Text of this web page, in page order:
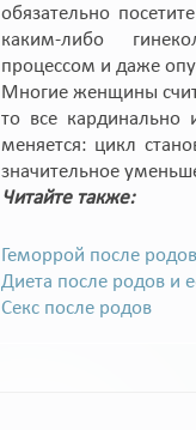
обязательно
каким-либо
процессом и даже
Многие женщины
то все кардинально
меняется: цикл
значительное
Читайте также:
Геморрой после
Диета после родов и
Секс после родов